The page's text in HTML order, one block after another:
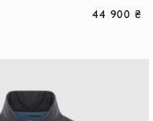
44 900 ₴